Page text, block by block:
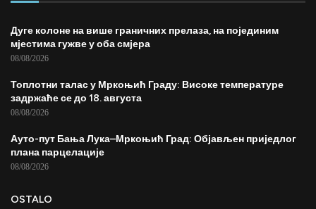
Дуге колоне на више граничних прелаза, на појединим
мјестима гужве у оба смјера
08/08/2026
Топлотни талас у Мркоњић Граду: Високе температуре
задржаће се до 18. августа
08/08/2026
Ауто-пут Бања Лука–Мркоњић Град: Објављен приједлог
плана парцелације
08/08/2026
OSTALO